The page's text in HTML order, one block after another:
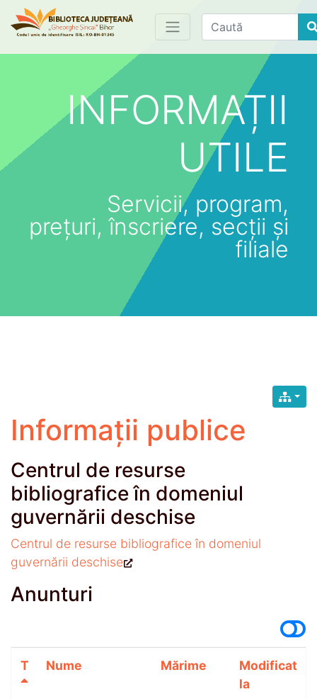
Find
INFORMAȚII
UTILE
Servicii, program,
prețuri, înscriere, secții și
filiale
Informații publice
Centrul de resurse
bibliografice în domeniul
guvernării deschise
Centrul de resurse bibliografice în domeniul
guvernării deschise
Anunturi
T Nume Mărime
Modificat
la